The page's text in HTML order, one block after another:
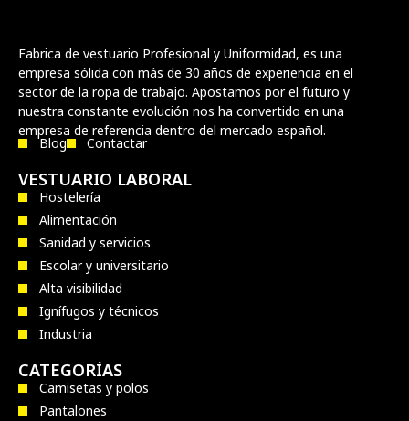
Fabrica de vestuario Profesional y Uniformidad, es una
empresa sólida con más de 30 años de experiencia en el
sector de la ropa de trabajo. Apostamos por el futuro y
nuestra constante evolución nos ha convertido en una
empresa de referencia dentro del mercado español.
Blog Contactar
VESTUARIO LABORAL
Hostelería
Alimentación
Sanidad y servicios
Escolar y universitario
Alta visibilidad
Ignífugos y técnicos
Industria
CATEGORÍAS
Camisetas y polos
Pantalones